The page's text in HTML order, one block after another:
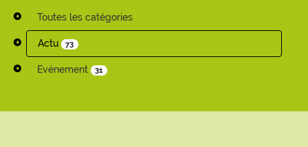
Toutes les catégories
Actu 73
Evénement 31